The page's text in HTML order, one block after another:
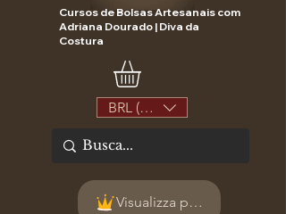
Cursos de Bolsas Artesanais com
Adriana Dourado | Diva da
Costura
BRL (R$)
Visualizza punti